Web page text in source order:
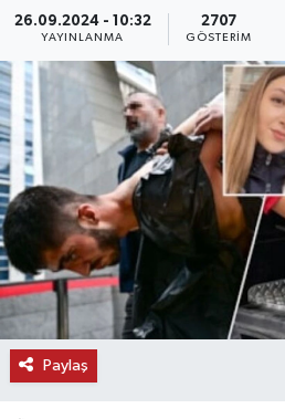
26.09.2024 - 10:32
YAYINLANMA
2707
GÖSTERIM
Paylaş
ÖZEL HABER
SAĞLIK
TEKNOLOJİ
TİCARET
YAŞAM